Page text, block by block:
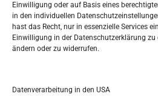
Einwilligung oder auf Basis eines
in den individuellen
hast das Recht, nur in essenzielle Services
Einwilligung in der Datenschutzerklärung
ändern oder zu widerrufen.
Datenverarbeitung in den USA
Pretražite stranicu:
S